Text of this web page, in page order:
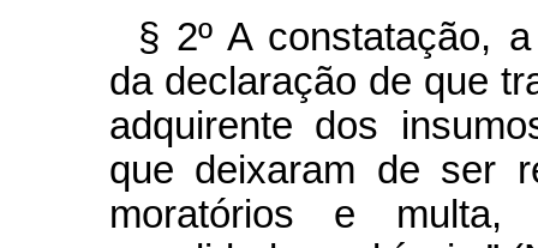
§ 2º A constatação,
da declaração de que
adquirente dos
que deixaram de ser
moratórios e